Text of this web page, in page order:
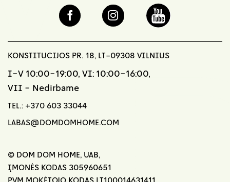
KONSTITUCIJOS PR. 18, LT-09308 VILNIUS
I-V 10:00-19:00, VI: 10:00-16:00,
VII - Nedirbame
TEL.: +370 603 33044
LABAS@DOMDOMHOME.COM
© DOM DOM HOME, UAB,
ĮMONĖS KODAS 305960651
PVM MOKĖTOJO KODAS LT100014631411